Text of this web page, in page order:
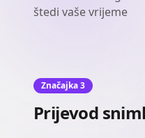
štedi vaše vrijeme
Značajka 3
Prijevod